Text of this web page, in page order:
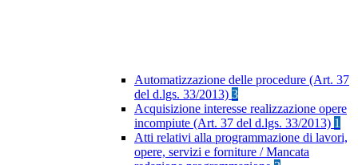
Automatizzazione delle procedure (Art. 37
del d.lgs. 33/2013) 3
Acquisizione interesse realizzazione opere
incompiute (Art. 37 del d.lgs. 33/2013) 1
Atti relativi alla programmazione di lavori,
opere, servizi e forniture / Mancata